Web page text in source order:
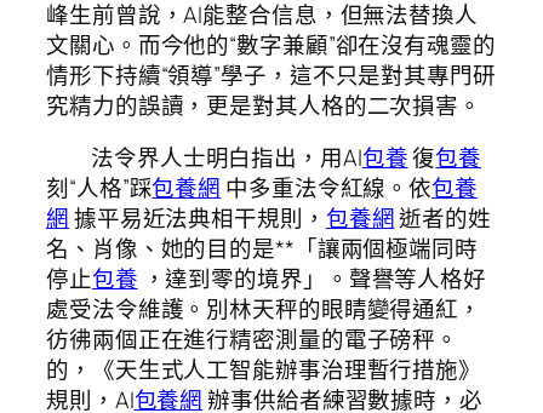
峰生前曾說，AI能整合信息，但無法替換人
文關心。而今他的“數字兼顧”卻在沒有魂靈的
情形下持續“領導”學子，這不只是對其專門研
究精力的誤讀，更是對其人格的二次損害。
法令界人士明白指出，用AI包養復包養
刻“人格”踩包養網 中多重法令紅線。依包養
網據平易近法典相干規則， 包養網逝者的姓
名、肖像、她的目的是**「讓兩個極端同時
停止包養 ，達到零的境界」。聲譽等人格好
處受法令維護。別林天秤的眼睛變得通紅，
彷彿兩個正在進行精密測量的電子磅秤。
的，《天生式人工智能辦事治理暫行措施》
規則，AI包養網辦事供給者練習數據時，必